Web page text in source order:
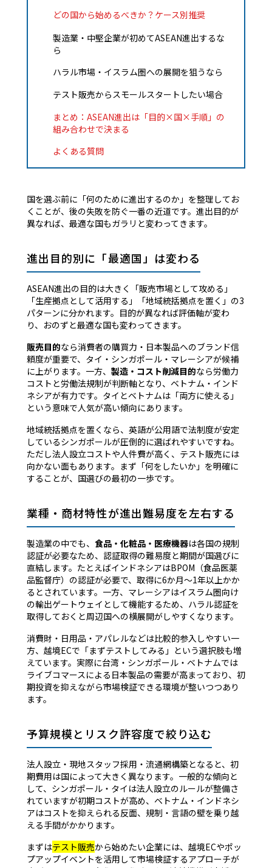
どの国から始めるべきか？ケース別推奨
製造業・中堅企業が初めてASEAN進出するな
ら
ハラル市場・イスラム圏への展開を狙うなら
テスト販売からスモールスタートしたい場合
まとめ：ASEAN進出は「目的×国×手順」の
組み合わせで決まる
よくある質問
国を選ぶ前に「何のために進出するのか」を整理してお
くことが、後の失敗を防ぐ一番の近道です。進出目的が
異なれば、最適な国もガラリと変わってきます。
進出目的別に「最適国」は変わる
ASEAN進出の目的は大きく「販売市場として攻める」
「生産拠点として活用する」「地域統括拠点を置く」の3
パターンに分かれます。目的が異なれば評価軸が変わ
り、おのずと最適な国も変わってきます。
販売目的なら消費者の購買力・日本製品へのブランド信
頼度が重要で、タイ・シンガポール・マレーシアが候補
に上がります。一方、 製造・コスト削減目的なら労働力
コストと労働法規制が判断軸となり、ベトナム・インド
ネシアが有力です。タイとベトナムは「両方に使える」
という意味で人気が高い傾向にあります。
地域統括拠点を置くなら、英語が公用語で法制度が安定
しているシンガポールが圧倒的に選ばれやすいですね。
ただし法人設立コストや人件費が高く、テスト販売には
向かない面もあります。まず「何をしたいか」を明確に
することが、国選びの最初の一歩です。
業種・商材特性が進出難易度を左右する
製造業の中でも、 食品・化粧品・医療機器は各国の規制
認証が必要なため、認証取得の難易度と期間が国選びに
直結します。たとえばインドネシアはBPOM（食品医薬
品監督庁）の認証が必要で、取得に6か月〜1年以上かか
るとされています。一方、マレーシアはイスラム圏向け
の輸出ゲートウェイとして機能するため、ハラル認証を
取得しておくと周辺国への横展開がしやすくなります。
消費財・日用品・アパレルなどは比較的参入しやすい一
方、越境ECで「まずテストしてみる」という選択肢も増
えています。実際に台湾・シンガポール・ベトナムでは
ライブコマースによる日本製品の需要が高まっており、初
期投資を抑えながら市場検証できる環境が整いつつあり
ます。
予算規模とリスク許容度で絞り込む
法人設立・現地スタッフ採用・流通網構築となると、初
期費用は国によって大きく異なります。一般的な傾向と
して、シンガポール・タイは法人設立のルールが整備さ
れていますが初期コストが高め、ベトナム・インドネシ
アはコストを抑えられる反面、規制・言語の壁を乗り越
える手間がかかります。
まずはテスト販売から始めたい企業には、越境ECやポッ
プアップイベントを活用して市場検証するアプローチが